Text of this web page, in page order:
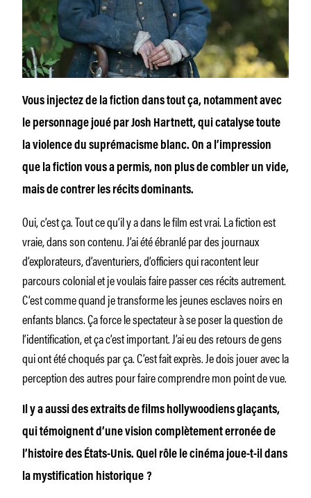
Vous injectez de la fiction dans tout ça, notamment avec
le personnage joué par Josh Hartnett, qui catalyse toute
la violence du suprémacisme blanc. On a l’impression
que la fiction vous a permis, non plus de combler un vide,
mais de contrer les récits dominants.
Oui, c’est ça. Tout ce qu’il y a dans le film est vrai. La fiction est
vraie, dans son contenu. J’ai été ébranlé par des journaux
d’explorateurs, d’aventuriers, d’officiers qui racontent leur
parcours colonial et je voulais faire passer ces récits autrement.
C’est comme quand je transforme les jeunes esclaves noirs en
enfants blancs. Ça force le spectateur à se poser la question de
l’identification, et ça c’est important. J’ai eu des retours de gens
qui ont été choqués par ça. C’est fait exprès. Je dois jouer avec la
perception des autres pour faire comprendre mon point de vue.
Il y a aussi des extraits de films hollywoodiens glaçants,
qui témoignent d’une vision complètement erronée de
l’histoire des États-Unis. Quel rôle le cinéma joue-t-il dans
la mystification historique ?